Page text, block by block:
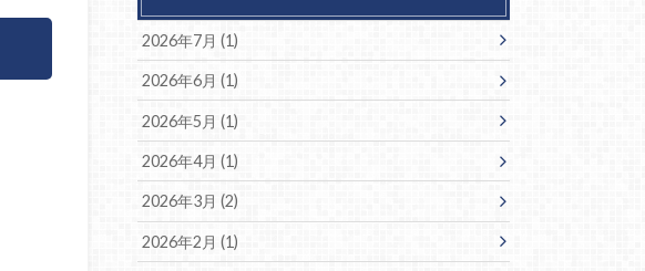
2026年7月 (1)
2026年6月 (1)
2026年5月 (1)
2026年4月 (1)
2026年3月 (2)
2026年2月 (1)